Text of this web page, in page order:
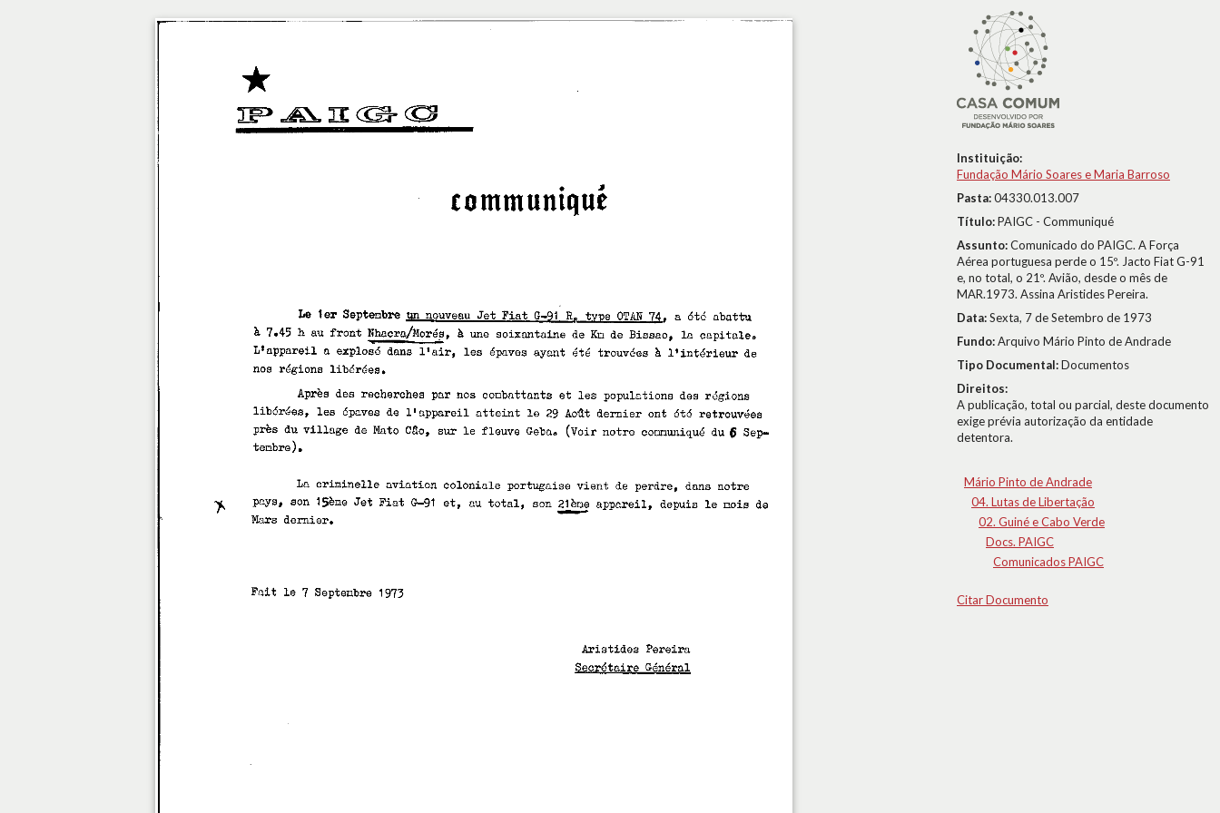
Instituição:
Fundação Mário Soares e Maria Barroso
Pasta:04330.013.007
Título:PAIGC - Communiqué
Assunto:Comunicado do PAIGC. A Força
Aérea portuguesa perde o 15º. Jacto Fiat G-91
e, no total, o 21º. Avião, desde o mês de
MAR.1973. Assina Aristides Pereira.
Data:Sexta, 7 de Setembro de 1973
Fundo:Arquivo Mário Pinto de Andrade
Tipo Documental:Documentos
Direitos:
A publicação, total ou parcial, deste documento
exige prévia autorização da entidade
detentora.
Mário Pinto de Andrade
04. Lutas de Libertação
02. Guiné e Cabo Verde
Docs. PAIGC
Comunicados PAIGC
Citar Documento